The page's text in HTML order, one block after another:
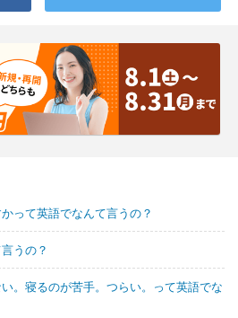
って英語でなんて言うの？
うの？
。寝るのが苦手。つらい。って英語でな